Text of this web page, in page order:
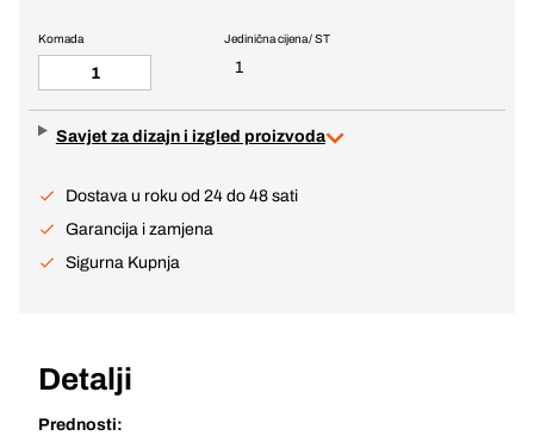
Jedinična cijena / ST
1
Komada
Savjet za dizajn i izgled proizvoda
Dostava u roku od 24 do 48 sati
Garancija i zamjena
Sigurna Kupnja
Detalji
Prednosti: